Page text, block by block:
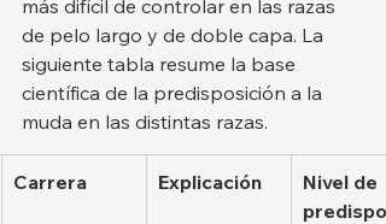
más difícil de controlar en las razas
de pelo largo y de doble capa. La
siguiente tabla resume la base
científica de la predisposición a la
muda en las distintas razas.
Carrera Explicación
Nivel de